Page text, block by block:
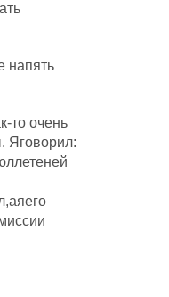
напять
то очень
Яговорил: